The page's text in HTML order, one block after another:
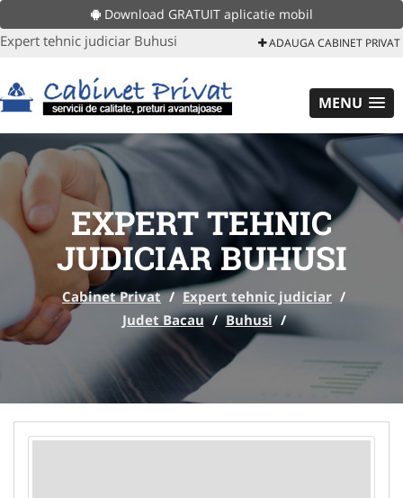
Download GRATUIT aplicatie mobil
Expert tehnic judiciar Buhusi ADAUGA CABINET PRIVAT
MENU
EXPERT TEHNIC
JUDICIAR BUHUSI
Cabinet Privat / Expert tehnic judiciar /
Judet Bacau / Buhusi /